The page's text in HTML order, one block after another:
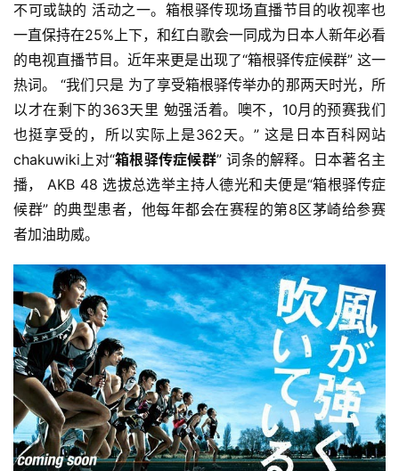
不可或缺的 活动之一。箱根驿传现场直播节目的收视率也
一直保持在25%上下，和红白歌会一同成为日本人新年必看
的电视直播节目。近年来更是出现了“箱根驿传症候群” 这一
热词。 “我们只是 为了享受箱根驿传举办的那两天时光，所
以才在剩下的363天里 勉强活着。噢不，10月的预赛我们
也挺享受的，所以实际上是362天。” 这是日本百科网站
chakuwiki上对“箱根驿传症候群” 词条的解释。日本著名主
播， AKB 48 选拔总选举主持人德光和夫便是“箱根驿传症
候群” 的典型患者，他每年都会在赛程的第8区茅崎给参赛
者加油助威。